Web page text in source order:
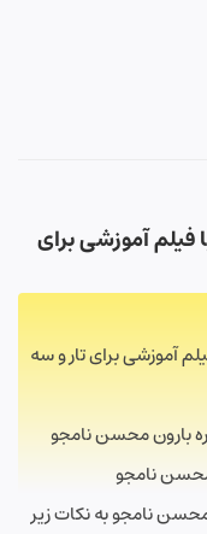
فیلم آموزشی برای
آموزشی برای تار و سه
بارون محسن نامجو
نامجو
محسن نامجو به نکات زیر